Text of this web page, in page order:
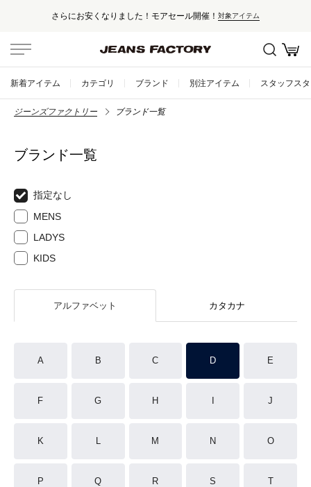
さらにお安くなりました！モアセール開催！ 対象アイテム
新着アイテム カテゴリ ブランド 別注アイテム スタッフス
ジーンズファクトリー ブランド一覧
ブランド一覧
指定なし
MENS
LADYS
KIDS
アルファベット カタカナ
A B C D E
F G H J
K L M N O
P Q R S T